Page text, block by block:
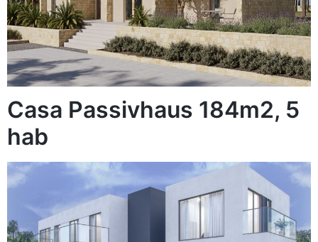
Casa Passivhaus 184m2, 5
hab